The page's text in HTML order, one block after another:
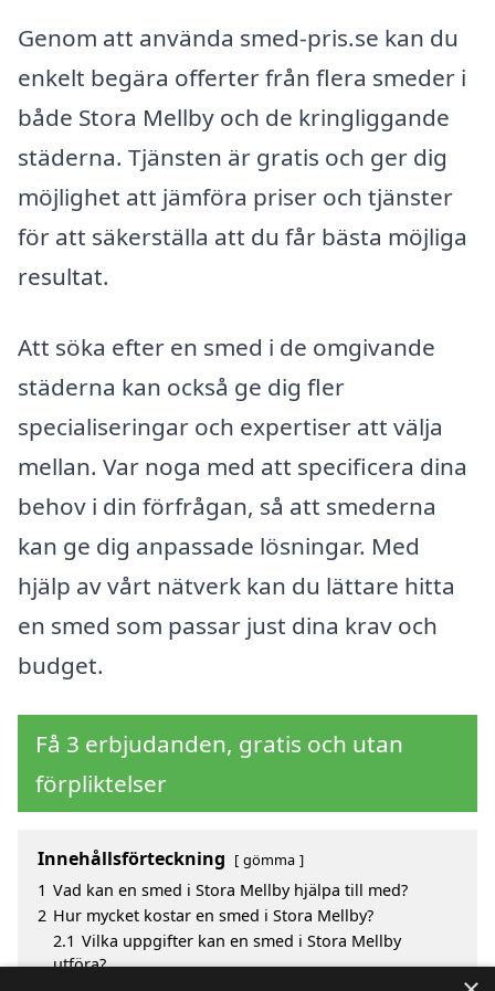
Genom att använda smed-pris.se kan du
enkelt begära offerter från flera smeder i
både Stora Mellby och de kringliggande
städerna. Tjänsten är gratis och ger dig
möjlighet att jämföra priser och tjänster
för att säkerställa att du får bästa möjliga
resultat.
Att söka efter en smed i de omgivande
städerna kan också ge dig fler
specialiseringar och expertiser att välja
mellan. Var noga med att specificera dina
behov i din förfrågan, så att smederna
kan ge dig anpassade lösningar. Med
hjälp av vårt nätverk kan du lättare hitta
en smed som passar just dina krav och
budget.
Få 3 erbjudanden, gratis och utan
förpliktelser
Innehållsförteckning gömma
1 Vad kan en smed i Stora Mellby hjälpa till med?
2 Hur mycket kostar en smed i Stora Mellby?
2.1 Vilka uppgifter kan en smed i Stora Mellby
utföra?